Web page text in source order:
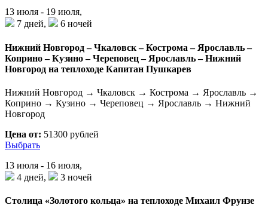
13 июля - 19 июля,
7 дней,
6 ночей
Нижний Новгород – Чкаловск – Кострома – Ярославль –
Коприно – Кузино – Череповец – Ярославль – Нижний
Новгород на теплоходе Капитан Пушкарев
Нижний Новгород → Чкаловск → Кострома → Ярославль →
Коприно → Кузино → Череповец → Ярославль → Нижний
Новгород
Цена от: 51300 рублей
Выбрать
13 июля - 16 июля,
4 дней,
3 ночей
Столица «Золотого кольца» на теплоходе Михаил Фрунзе